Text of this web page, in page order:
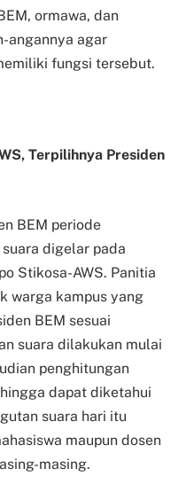
ormawa, dan
angannya agar
fungsi tersebut.
Terpilihnya Presiden
BEM periode
digelar pada
Stikosa-AWS. Panitia
warga kampus yang
BEM sesuai
suara dilakukan mulai
penghitungan
dapat diketahui
suara hari itu
maupun dosen
masing.